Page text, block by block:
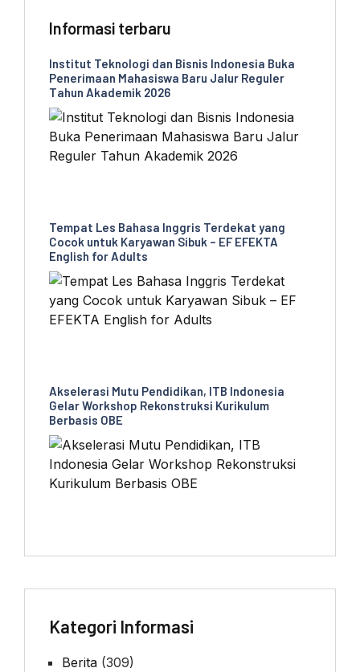
Informasi terbaru
Institut Teknologi dan Bisnis Indonesia Buka
Penerimaan Mahasiswa Baru Jalur Reguler
Tahun Akademik 2026
Tempat Les Bahasa Inggris Terdekat yang
Cocok untuk Karyawan Sibuk – EF EFEKTA
English for Adults
Akselerasi Mutu Pendidikan, ITB Indonesia
Gelar Workshop Rekonstruksi Kurikulum
Berbasis OBE
Kategori Informasi
Berita (309)